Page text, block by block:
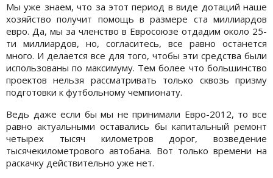
Мы уже знаем, что за этот период в виде дотаций наше
хозяйство получит помощь в размере ста миллиардов
евро. Да, мы за членство в Евросоюзе отдадим около 25-
ти миллиардов, но, согласитесь, все равно останется
много. И делается все для того, чтобы эти средства были
использованы по максимуму. Тем более что большинство
проектов нельзя рассматривать только сквозь призму
подготовки к футбольному чемпионату.
Ведь даже если бы мы не принимали Евро-2012, то все
равно актуальными оставались бы капитальный ремонт
четырех тысяч километров дорог, возведение
тысячекилометрового автобана. Вот только времени на
раскачку действительно уже нет.